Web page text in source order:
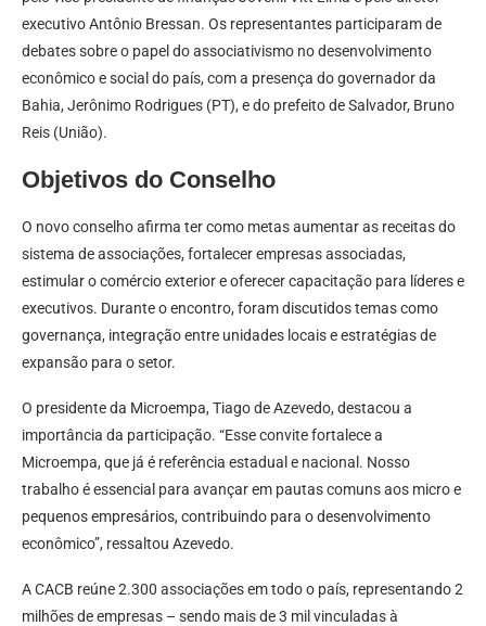
executivo Antônio Bressan. Os representantes participaram de
debates sobre o papel do associativismo no desenvolvimento
econômico e social do país, com a presença do governador da
Bahia, Jerônimo Rodrigues (PT), e do prefeito de Salvador, Bruno
Reis (União).
Objetivos do Conselho
O novo conselho afirma ter como metas aumentar as receitas do
sistema de associações, fortalecer empresas associadas,
estimular o comércio exterior e oferecer capacitação para líderes e
executivos. Durante o encontro, foram discutidos temas como
governança, integração entre unidades locais e estratégias de
expansão para o setor.
O presidente da Microempa, Tiago de Azevedo, destacou a
importância da participação. “Esse convite fortalece a
Microempa, que já é referência estadual e nacional. Nosso
trabalho é essencial para avançar em pautas comuns aos micro e
pequenos empresários, contribuindo para o desenvolvimento
econômico”, ressaltou Azevedo.
A CACB reúne 2.300 associações em todo o país, representando 2
milhões de empresas – sendo mais de 3 mil vinculadas à